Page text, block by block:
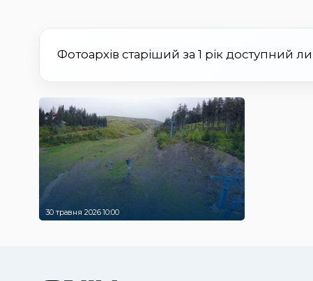
Фотоархів старіший за 1 рік доступний
30 травня 2026 10:00